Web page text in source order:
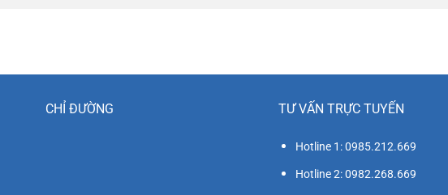
CHỈ ĐƯỜNG TƯ VẤN TRỰC TUYẾN
Hotline 1: 0985.212.669
Hotline 2: 0982.268.669